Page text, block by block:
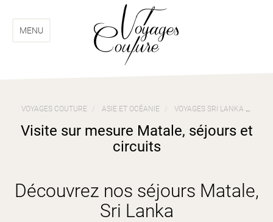
menu
contenuMENU
VOYAGES COUTURE ASIE ET OCÉANIE VOYAGES SRI LANKA
Visite sur mesure Matale, séjours et
circuits
Découvrez nos séjours Matale,
Sri Lanka